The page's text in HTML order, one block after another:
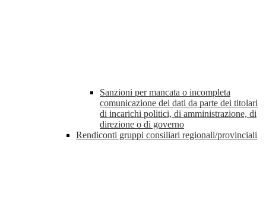
Sanzioni per mancata o incompleta
comunicazione dei dati da parte dei titolari
di incarichi politici, di amministrazione, di
direzione o di governo
Rendiconti gruppi consiliari regionali/provinciali